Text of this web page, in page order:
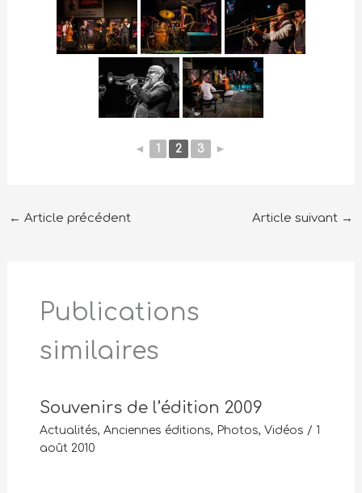
◄ 1 2 3 ►
← Article précédent Article suivant →
Publications
similaires
Souvenirs de l’édition 2009
Actualités, Anciennes éditions, Photos, Vidéos / 1
août 2010